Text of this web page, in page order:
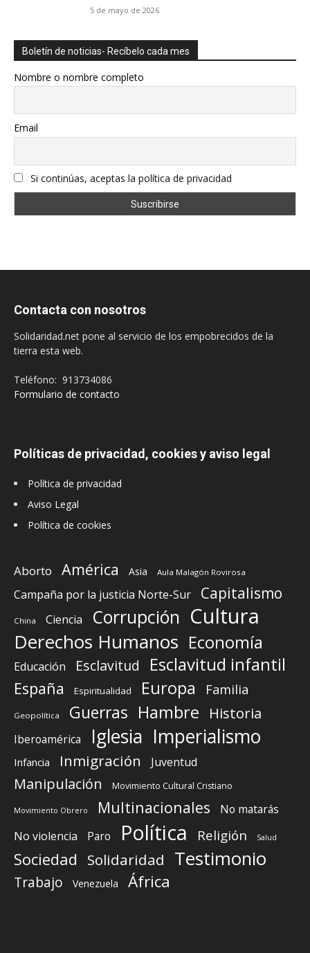
5 de mayo de 2026
Boletín de noticias- Recíbelo cada mes
Nombre o nombre completo
Email
Si continúas, aceptas la política de privacidad
Contacta con nosotros
Solidaridad.net pone al servicio de los empobrecidos de la
tierra esta web.
Teléfono: 913734086
Formulario de contacto
Políticas de privacidad, cookies y aviso legal
Política de privacidad
Aviso Legal
Política de cookies
Aborto América Asia Aula Malagón Rovirosa
Campaña por la justicia Norte-Sur Capitalismo
China Ciencia Corrupción Cultura
Derechos Humanos Economía
Educación Esclavitud Esclavitud infantil
España Espiritualidad Europa Familia
Geopolítica Guerras Hambre Historia
Iberoamérica Iglesia Imperialismo
Infancia Inmigración Juventud
Manipulación Movimiento Cultural Cristiano
Movimiento Obrero Multinacionales
No matarás
No violencia
Paro Política Religión Salud
Sociedad Solidaridad Testimonio
Trabajo Venezuela África